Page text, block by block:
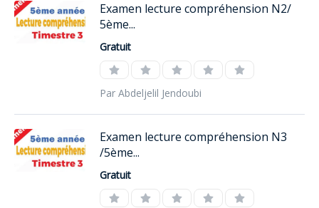
Examen lecture compréhension N2/
5ème...
Gratuit
Par Abdeljelil Jendoubi
Examen lecture compréhension N3
/5ème...
Gratuit